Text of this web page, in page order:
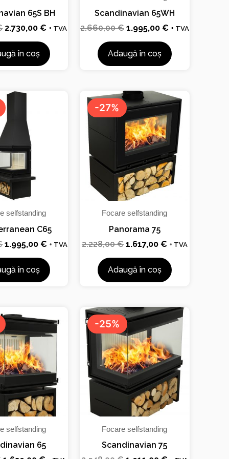
65S BH
2.730,00 € + TVA
în coș
Scandinavian 65WH
2.660,00€ 1.995,00 € + TVA
Adaugă în coș
selfstanding
C65
Prețul
inițial
a
fost:
2.660,00 €.
1.995,00 €
1.995,00 €.
+ TVA
în coș
-27%
Focare selfstanding
Panorama 75
2.228,00€
Prețul
inițial
a
fost:
2.228,00 €.
1.617,00 €
Prețul
curent
este:
1.617,00 €.
+ TVA
Adaugă în coș
selfstanding
65
Prețul
inițial
a
fost:
2.212,00 €.
curent
este:
1.659,00 €.
-25%
Focare selfstanding
Scandinavian 75
Prețul
inițial
a
fost:
2.548,00 €.
Prețul
curent
este:
1.911,00 €.